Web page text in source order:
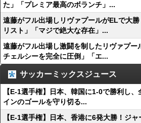
た」「プレミア最高のボランチ」...
遠藤がフル出場しリヴァプールがELで大
リスト」「マジで絶大な存在」...
遠藤がフル出場し激闘を制したリヴァプ
チェルシーを完全に圧倒」「エ...
サッカーミックスジュース
【E-1選手権】日本、韓国に1-0で勝利し
インのゴールを守り切る...
【E-1選手権】日本、香港に6発大勝！ジ